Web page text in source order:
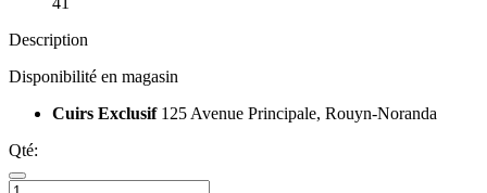
Description
Disponibilité en magasin
Cuirs Exclusif 125 Avenue Principale, Rouyn-Noranda
Qté: